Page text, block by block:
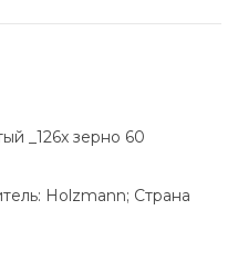
_126x зерно 60
Holzmann; Страна